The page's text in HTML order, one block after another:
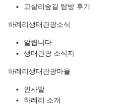
고살리숲길 탐방 후기
하례리생태관광소식
알립니다
생태관광 소식지
하례리생태관광마을
인사말
하례리 소개